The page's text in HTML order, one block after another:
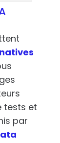
tests et
par